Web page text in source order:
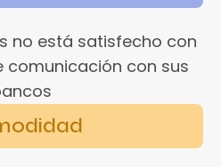
no está satisfecho con
con sus